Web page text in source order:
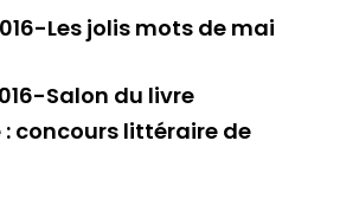
Les jolis mots de mai
Salon du livre
: concours littéraire de